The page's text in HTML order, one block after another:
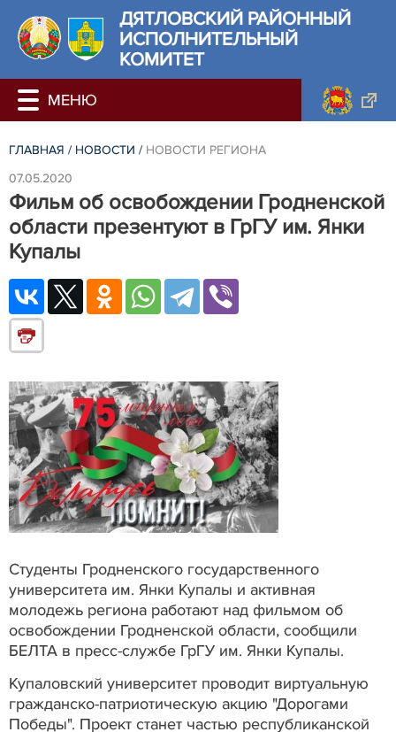
ДЯТЛОВСКИЙ РАЙОННЫЙ
ИСПОЛНИТЕЛЬНЫЙ
КОМИТЕТ
ГЛАВНАЯ / НОВОСТИ / НОВОСТИ РЕГИОНА
07.05.2020
Фильм об освобождении Гродненской
области презентуют в ГрГУ им. Янки
Купалы
Студенты Гродненского государственного
университета им. Янки Купалы и активная
молодежь региона работают над фильмом об
освобождении Гродненской области, сообщили
БЕЛТА в пресс-службе ГрГУ им. Янки Купалы.
Купаловский университет проводит виртуальную
гражданско-патриотическую акцию "Дорогами
Победы". Проект станет частью республиканской